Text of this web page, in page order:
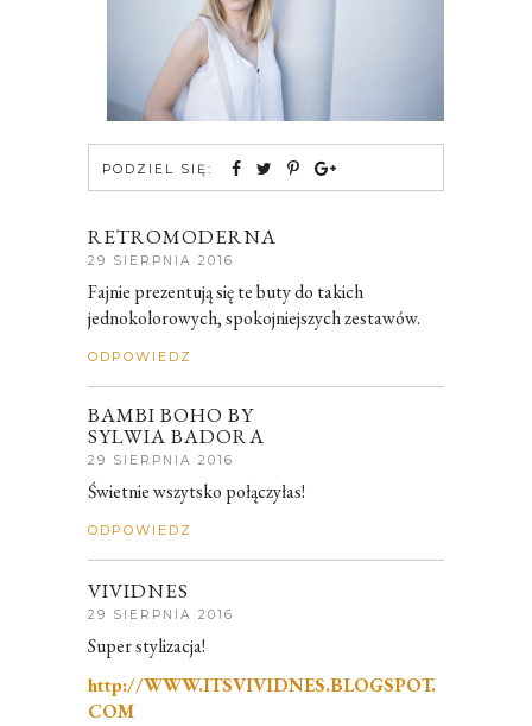
PODZIEL SIĘ:
RETROMODERNA
29 SIERPNIA 2016
Fajnie prezentują się te buty do takich
jednokolorowych, spokojniejszych zestawów.
ODPOWIEDZ
BAMBI BOHO BY
SYLWIA BADORA
29 SIERPNIA 2016
Świetnie wszytsko połączyłas!
ODPOWIEDZ
VIVIDNES
29 SIERPNIA 2016
Super stylizacja!
http://WWW.ITSVIVIDNES.BLOGSPOT.
COM